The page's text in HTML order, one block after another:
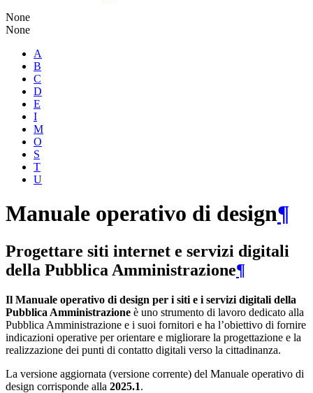
None
None
A
B
C
D
E
I
M
O
S
T
U
Manuale operativo di design¶
Progettare siti internet e servizi digitali
della Pubblica Amministrazione¶
Il Manuale operativo di design per i siti e i servizi digitali della
Pubblica Amministrazione è uno strumento di lavoro dedicato alla
Pubblica Amministrazione e i suoi fornitori e ha l’obiettivo di fornire
indicazioni operative per orientare e migliorare la progettazione e la
realizzazione dei punti di contatto digitali verso la cittadinanza.
La versione aggiornata (versione corrente) del Manuale operativo di
design corrisponde alla 2025.1.